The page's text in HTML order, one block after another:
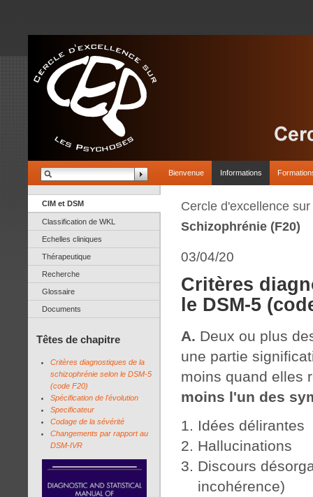
Bienvenue Informations
CIM et DSM
Classification de WKL
Echelles cliniques
Thérapeutique
Recherche
Glossaire
Documents
Têtes de chapitre
Critères diagnostiques de la
schizophrénie selon le DSM-5
(code F20)
Spécification de l'évolution
Specificateur
Codage de la sévérité
Changements par rapport au
DSM-IVR
Cercle d'excellence
Schizophrénie (F20)
03/04/20
Critères
le DSM-5
A. Deux ou plus
une partie
moins quand elles
moins l'un des
Idées délirantes
Hallucinations
Discours
incohérence)